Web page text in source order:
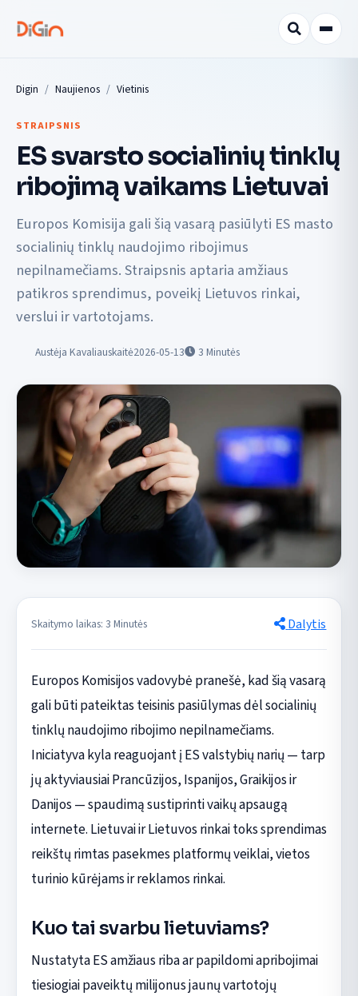
Digin Naujienos Vietinis
STRAIPSNIS
ES svarsto socialinių tinklų
ribojimą vaikams Lietuvai
Europos Komisija gali šią vasarą pasiūlyti ES masto
socialinių tinklų naudojimo ribojimus
nepilnamečiams. Straipsnis aptaria amžiaus
patikros sprendimus, poveikį Lietuvos rinkai,
verslui ir vartotojams.
Austėja Kavaliauskaitė2026-05-13 3 Minutės
Skaitymo laikas: 3 Minutės Dalytis
Europos Komisijos vadovybė pranešė, kad šią vasarą
gali būti pateiktas teisinis pasiūlymas dėl socialinių
tinklų naudojimo ribojimo nepilnamečiams.
Iniciatyva kyla reaguojant į ES valstybių narių — tarp
jų aktyviausiai Prancūzijos, Ispanijos, Graikijos ir
Danijos — spaudimą sustiprinti vaikų apsaugą
internete. Lietuvai ir Lietuvos rinkai toks sprendimas
reikštų rimtas pasekmes platformų veiklai, vietos
turinio kūrėjams ir reklamos rinkai.
Kuo tai svarbu lietuviams?
Nustatyta ES amžiaus riba ar papildomi apribojimai
tiesiogiai paveiktų milijonus jaunų vartotojų